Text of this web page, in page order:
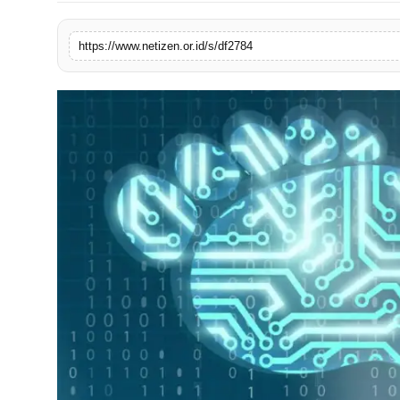
https://www.netizen.or.id/s/df2784